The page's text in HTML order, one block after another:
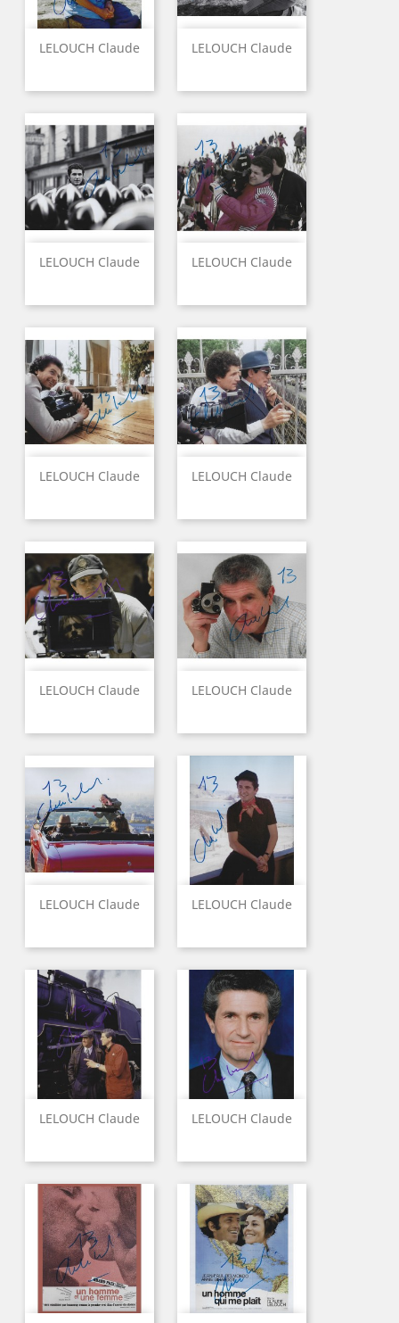
LELOUCH Claude LELOUCH Claude
LELOUCH Claude LELOUCH Claude
LELOUCH Claude LELOUCH Claude
LELOUCH Claude LELOUCH Claude
LELOUCH Claude LELOUCH Claude
LELOUCH Claude LELOUCH Claude